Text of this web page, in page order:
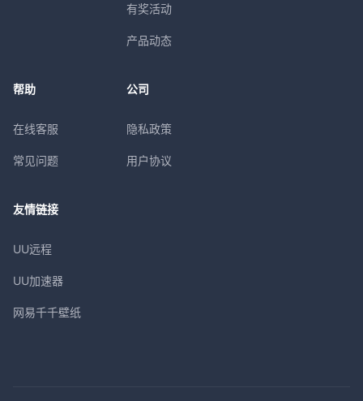
有奖活动
产品动态
帮助
在线客服
常见问题
公司
隐私政策
用户协议
友情链接
UU远程
UU加速器
网易千千壁纸